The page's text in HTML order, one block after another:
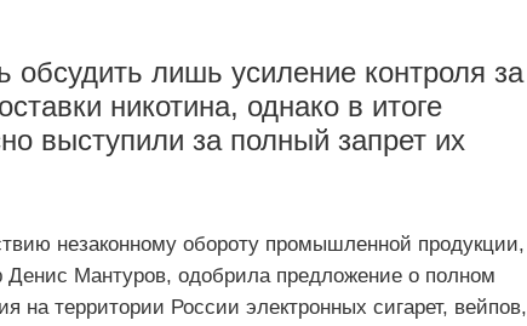
обсудить лишь усиление контроля за
никотина, однако в итоге
выступили за полный запрет их
незаконному обороту промышленной продукции,
Денис Мантуров, одобрила предложение о полном
на территории России электронных сигарет, вейпов,